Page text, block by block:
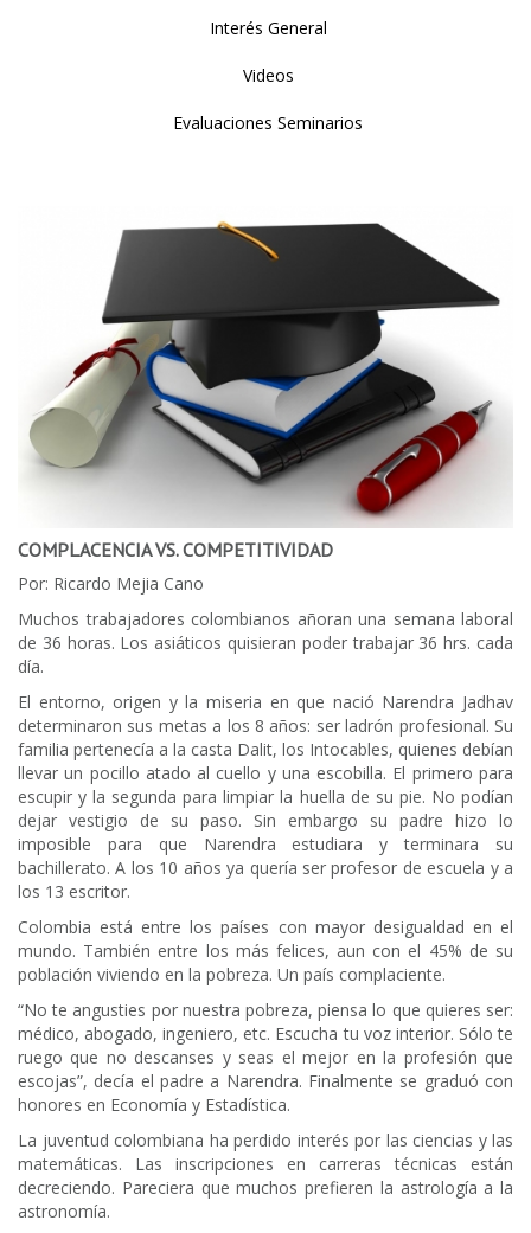
Interés General
Videos
Evaluaciones Seminarios
COMPLACENCIA VS. COMPETITIVIDAD
Por: Ricardo Mejia Cano
Muchos trabajadores colombianos añoran una semana laboral
de 36 horas. Los asiáticos quisieran poder trabajar 36 hrs. cada
día.
El entorno, origen y la miseria en que nació Narendra Jadhav
determinaron sus metas a los 8 años: ser ladrón profesional. Su
familia pertenecía a la casta Dalit, los Intocables, quienes debían
llevar un pocillo atado al cuello y una escobilla. El primero para
escupir y la segunda para limpiar la huella de su pie. No podían
dejar vestigio de su paso. Sin embargo su padre hizo lo
imposible para que Narendra estudiara y terminara su
bachillerato. A los 10 años ya quería ser profesor de escuela y a
los 13 escritor.
Colombia está entre los países con mayor desigualdad en el
mundo. También entre los más felices, aun con el 45% de su
población viviendo en la pobreza. Un país complaciente.
“No te angusties por nuestra pobreza, piensa lo que quieres ser:
médico, abogado, ingeniero, etc. Escucha tu voz interior. Sólo te
ruego que no descanses y seas el mejor en la profesión que
escojas”, decía el padre a Narendra. Finalmente se graduó con
honores en Economía y Estadística.
La juventud colombiana ha perdido interés por las ciencias y las
matemáticas. Las inscripciones en carreras técnicas están
decreciendo. Pareciera que muchos prefieren la astrología a la
astronomía.